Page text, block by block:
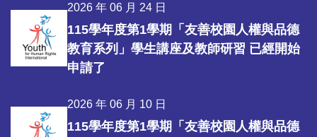
2026 年 06 月 24 日
115學年度第1學期「友善校園人權與品德
教育系列」學生講座及教師研習 已經開始
申請了
2026 年 06 月 10 日
115學年度第1學期「友善校園人權與品德